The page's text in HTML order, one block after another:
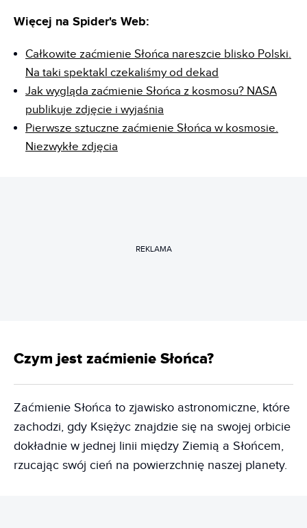
Więcej na Spider's Web:
Całkowite zaćmienie Słońca nareszcie blisko Polski.
Na taki spektakl czekaliśmy od dekad
Jak wygląda zaćmienie Słońca z kosmosu? NASA
publikuje zdjęcie i wyjaśnia
Pierwsze sztuczne zaćmienie Słońca w kosmosie.
Niezwykłe zdjęcia
REKLAMA
Czym jest zaćmienie Słońca?
Zaćmienie Słońca to zjawisko astronomiczne, które
zachodzi, gdy Księżyc znajdzie się na swojej orbicie
dokładnie w jednej linii między Ziemią a Słońcem,
rzucając swój cień na powierzchnię naszej planety.